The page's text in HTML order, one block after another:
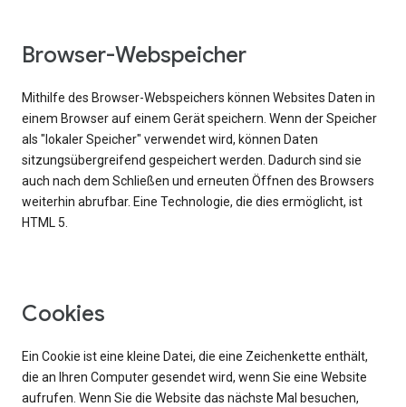
Browser-Webspeicher
Mithilfe des Browser-Webspeichers können Websites Daten in
einem Browser auf einem Gerät speichern. Wenn der Speicher
als "lokaler Speicher" verwendet wird, können Daten
sitzungsübergreifend gespeichert werden. Dadurch sind sie
auch nach dem Schließen und erneuten Öffnen des Browsers
weiterhin abrufbar. Eine Technologie, die dies ermöglicht, ist
HTML 5.
Cookies
Ein Cookie ist eine kleine Datei, die eine Zeichenkette enthält,
die an Ihren Computer gesendet wird, wenn Sie eine Website
aufrufen. Wenn Sie die Website das nächste Mal besuchen,